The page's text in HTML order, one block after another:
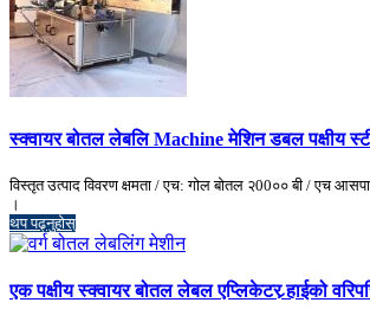
स्क्वायर बोतल लेबलि Machine मेशिन डबल पक्षीय
विस्तृत उत्पाद विवरण क्षमता / एच: गोल बोतल २00०० बी / एच
।
थप पढ्नुहोस्
एक पक्षीय स्क्वायर बोतल लेबल एप्लिकेटर र्‍हाईको